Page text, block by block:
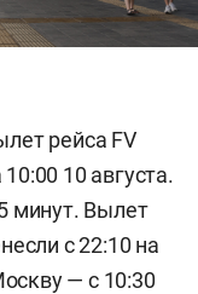
рейса FV
10 августа.
минут. Вылет
с 22:10 на
— с 10:30